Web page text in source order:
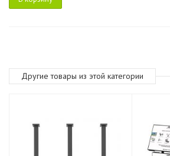
Другие товары из этой категории